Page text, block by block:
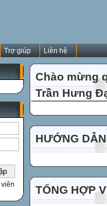
Trợ giúp Liên hệ
Chào mừng
Trần Hưng
HƯỚNG
TỔNG HỢP